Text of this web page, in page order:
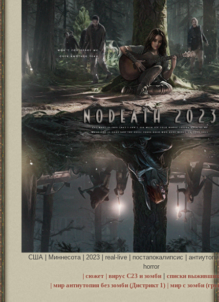
США | Миннесота | 2023 | real-live | постапокалипсис |
horror
| сюжет | вирус С23 и зомби
списки выживших
| мир антиутопия без зомби (Дистрикт 1) | мир с зомби